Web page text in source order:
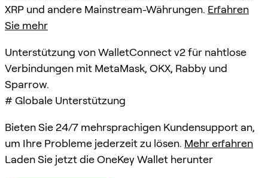
XRP und andere Mainstream-Währungen. Erfahren
Sie mehr
Unterstützung von WalletConnect v2 für nahtlose
Verbindungen mit MetaMask, OKX, Rabby und
Sparrow.
# Globale Unterstützung
Bieten Sie 24/7 mehrsprachigen Kundensupport an,
um Ihre Probleme jederzeit zu lösen. Mehr erfahren
Laden Sie jetzt die OneKey Wallet herunter